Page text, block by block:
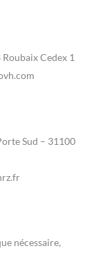
Cedex 1
Sud – 31100
nécessaire,